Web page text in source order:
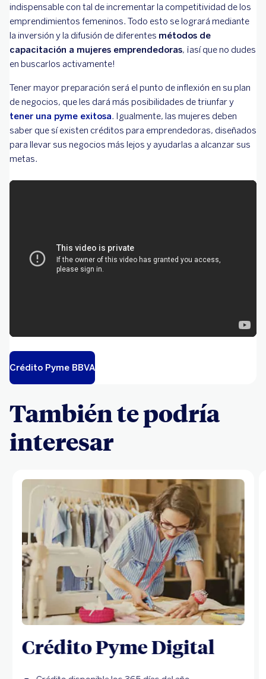
indispensable con tal de incrementar la competitividad de los
emprendimientos femeninos. Todo esto se logrará mediante
la inversión y la difusión de diferentes métodos de
capacitación a mujeres emprendedoras, ¡así que no dudes
en buscarlos activamente!
Tener mayor preparación será el punto de inflexión en su plan
de negocios, que les dará más posibilidades de triunfar y
tener una pyme exitosa. Igualmente, las mujeres deben
saber que sí existen créditos para emprendedoras, diseñados
para llevar sus negocios más lejos y ayudarlas a alcanzar sus
metas.
Crédito Pyme BBVA
También te podría
interesar
Crédito Pyme Digital